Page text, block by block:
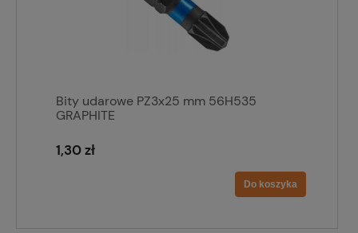
Bity udarowe PZ3x25 mm 56H535
GRAPHITE
1,30 zł
Do koszyka